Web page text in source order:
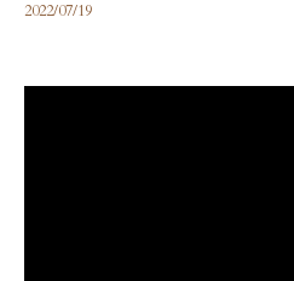
2022/07/19